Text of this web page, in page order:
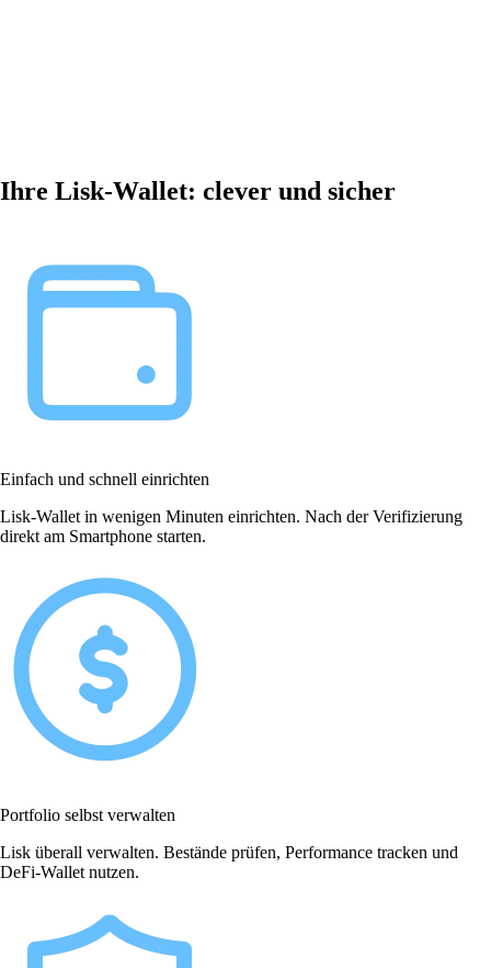
Ihre Lisk-Wallet: clever und sicher
Einfach und schnell einrichten
Lisk-Wallet in wenigen Minuten einrichten. Nach der Verifizierung
direkt am Smartphone starten.
Portfolio selbst verwalten
Lisk überall verwalten. Bestände prüfen, Performance tracken und
DeFi-Wallet nutzen.